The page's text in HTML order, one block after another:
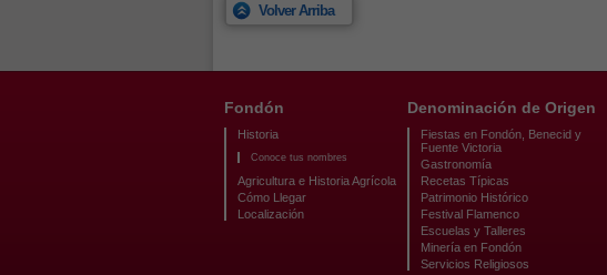
Volver Arriba
Fondón
Historia
Conoce tus nombres
Agricultura e Historia Agrícola
Cómo Llegar
Localización
Denominación de Origen
Fiestas en Fondón, Benecid y
Fuente Victoria
Gastronomía
Recetas Típicas
Patrimonio Histórico
Festival Flamenco
Escuelas y Talleres
Minería en Fondón
Servicios Religiosos